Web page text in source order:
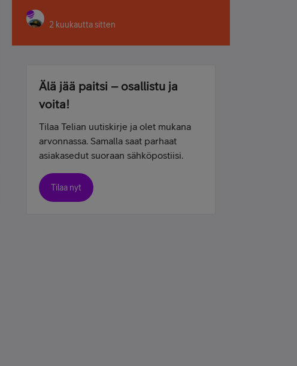
2 kuukautta sitten
Älä jää paitsi – osallistu ja
voita!
Tilaa Telian uutiskirje ja olet mukana
arvonnassa. Samalla saat parhaat
asiakasedut suoraan sähköpostiisi.
Tilaa nyt